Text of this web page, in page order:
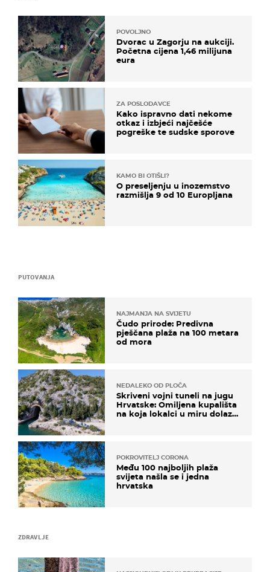
ZDRAVLJE
PUTOVANJA
NAJMANJA NA SVIJETU
Čudo prirode: Predivna
pješčana plaža na 100 metara
od mora
NEDALEKO OD PLOČA
Skriveni vojni tuneli na jugu
Hrvatske: Omiljena kupališta
na koja lokalci u miru dolaze
POKROVITELJ CORONA
Među 100 najboljih plaža
svijeta našla se i jedna
hrvatska
POVOLJNO
Dvorac u Zagorju na aukciji.
Početna cijena 1,46 milijuna
eura
ZA POSLODAVCE
Kako ispravno dati nekome
otkaz i izbjeći najčešće
pogreške te sudske sporove
KAMO BI OTIŠLI?
O preseljenju u inozemstvo
razmišlja 9 od 10 Europljana